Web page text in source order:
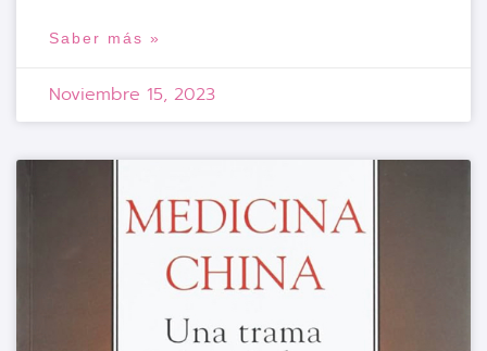
Saber más »
Noviembre 15, 2023